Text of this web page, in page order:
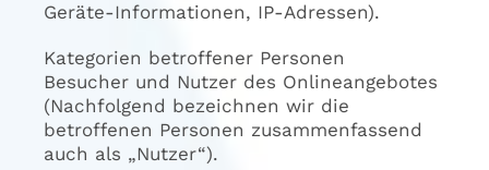
Geräte-Informationen, IP-Adressen).
Kategorien betroffener Personen
Besucher und Nutzer des Onlineangebotes
(Nachfolgend bezeichnen wir die
betroffenen Personen zusammenfassend
auch als „Nutzer“).